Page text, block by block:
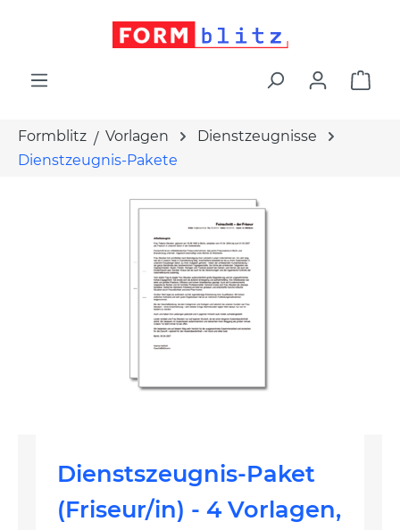
Formblitz Vorlagen
Dienstzeugnisse
Dienstzeugnis-Pakete
Dienstszeugnis-Paket
(Friseur/in) - 4 Vorlagen,